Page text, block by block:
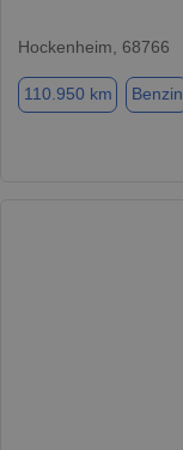
Hockenheim, 68766
110.950 km Benzin